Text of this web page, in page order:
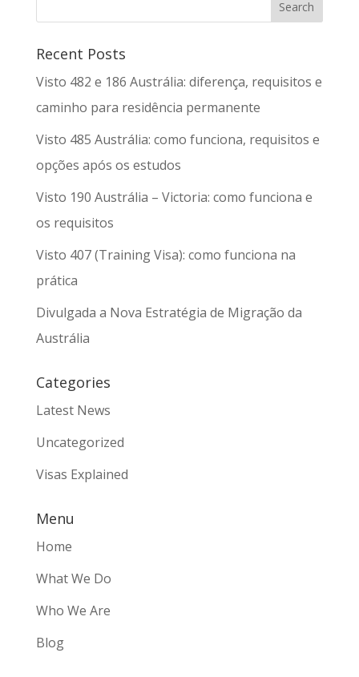
Recent Posts
Visto 482 e 186 Austrália: diferença, requisitos e
caminho para residência permanente
Visto 485 Austrália: como funciona, requisitos e
opções após os estudos
Visto 190 Austrália – Victoria: como funciona e
os requisitos
Visto 407 (Training Visa): como funciona na
prática
Divulgada a Nova Estratégia de Migração da
Austrália
Categories
Latest News
Uncategorized
Visas Explained
Menu
Home
What We Do
Who We Are
Blog